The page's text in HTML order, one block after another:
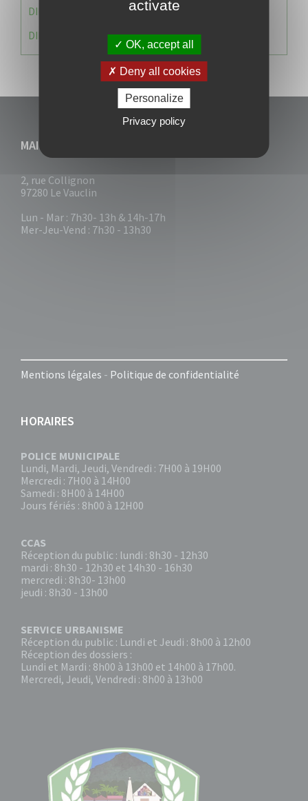
DIRECTION DES RESSOURCES ET MOYENS
DIRECTION DU DEVELLOPPEMENT URBAIN DURABL
MAIRIE DU VAUCLIN
2, rue Collignon
97280 Le Vauclin
Lun - Mar : 7h30- 13h & 14h-17h
Mer-Jeu-Vend : 7h30 - 13h30
Mentions légales - Politique de confidentialité
HORAIRES
POLICE MUNICIPALE
Lundi, Mardi, Jeudi, Vendredi : 7H00 à 19H00
Mercredi : 7H00 à 14H00
Samedi : 8H00 à 14H00
Jours fériés : 8h00 à 12H00
CCAS
Réception du public : lundi : 8h30 - 12h30
mardi : 8h30 - 12h30 et 14h30 - 16h30
mercredi : 8h30- 13h00
jeudi : 8h30 - 13h00
SERVICE URBANISME
Réception du public : Lundi et Jeudi : 8h00 à 12h00
Réception des dossiers :
Lundi et Mardi : 8h00 à 13h00 et 14h00 à 17h00.
Mercredi, Jeudi, Vendredi : 8h00 à 13h00
activate
OK, accept all
Deny all cookies
Personalize
Privacy policy